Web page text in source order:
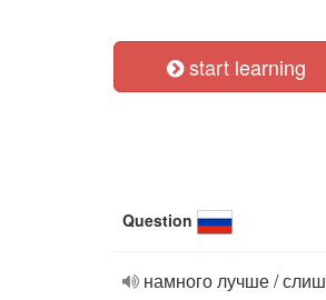
start learning
Question
намного лучше /